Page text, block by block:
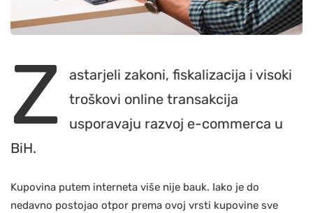
Z
astarjeli zakoni, fiskalizacija i visoki
troškovi online transakcija
usporavaju razvoj e-commerca u
BiH.
Kupovina putem interneta više nije bauk. Iako je do
nedavno postojao otpor prema ovoj vrsti kupovine sve